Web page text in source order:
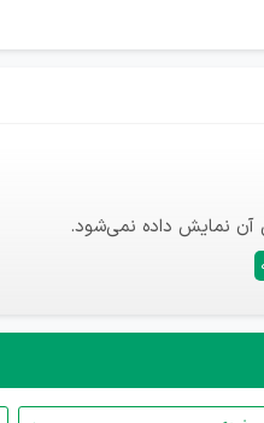
آن نمایش داده نمی‌شود.